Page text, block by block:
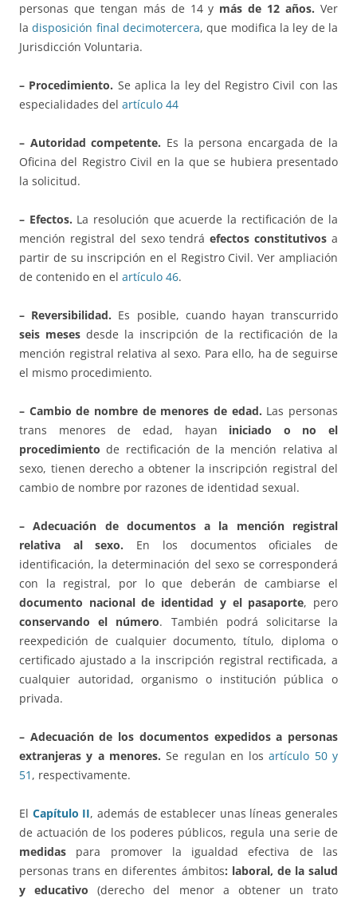
personas que tengan más de 14 y más de 12 años. Ver
ladisposición final decimotercera, que modifica la ley de la
Jurisdicción Voluntaria.
– Procedimiento. Se aplica la ley del Registro Civil con las
especialidades del artículo 44
– Autoridad competente. Es la persona encargada de la
Oficina del Registro Civil en la que se hubiera presentado
la solicitud.
– Efectos. La resolución que acuerde la rectificación de la
mención registral del sexo tendráefectos constitutivos a
partir de su inscripción en el Registro Civil. Ver ampliación
de contenido en el artículo 46.
– Reversibilidad. Es posible, cuando hayan transcurrido
seis meses desde la inscripción de la rectificación de la
mención registral relativa al sexo. Para ello, ha de seguirse
el mismo procedimiento.
– Cambio de nombre de menores de edad. Las personas
trans menores de edad, hayan iniciado o no el
procedimiento de rectificación de la mención relativa al
sexo, tienen derecho a obtener la inscripción registral del
cambio de nombre por razones de identidad sexual.
– Adecuación de documentos a la mención registral
relativa al sexo. En los documentos oficiales de
identificación, la determinación del sexo se corresponderá
con la registral, por lo que deberán de cambiarse el
documento nacional de identidad y el pasaporte, pero
conservando el número. También podrá solicitarse la
reexpedición de cualquier documento, título, diploma o
certificado ajustado a la inscripción registral rectificada, a
cualquier autoridad, organismo o institución pública o
privada.
– Adecuación de los documentos expedidos a personas
extranjeras y a menores.Se regulan en losartículo 50 y
51 , respectivamente.
El Capítulo II, además de establecer unas líneas generales
de actuación de los poderes públicos, regula una serie de
medidas para promover la igualdad efectiva de las
personas trans en diferentes ámbitos: laboral, de la salud
y educativo(derecho del menor a obtener un trato